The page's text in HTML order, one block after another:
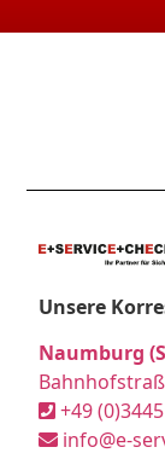
Unsere
Naumburg
+49
info@e-